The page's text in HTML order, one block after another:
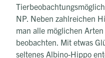
NP. Neben zahlreichen
man alle möglichen
beobachten. Mit etwas
seltenes Albino-Hippo